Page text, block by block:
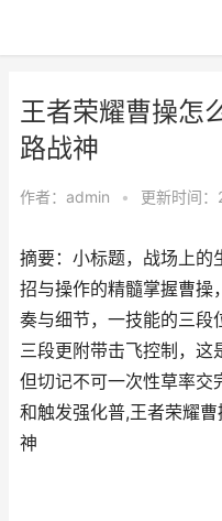
王者荣耀曹操怎
路战神
作者： admin • 更新时间
摘要：小标题，战场上的
招与操作的精髓掌握曹操
奏与细节，一技能的三段
三段更附带击飞控制，这
但切记不可一次性草率交
和触发强化普,王者荣耀
神